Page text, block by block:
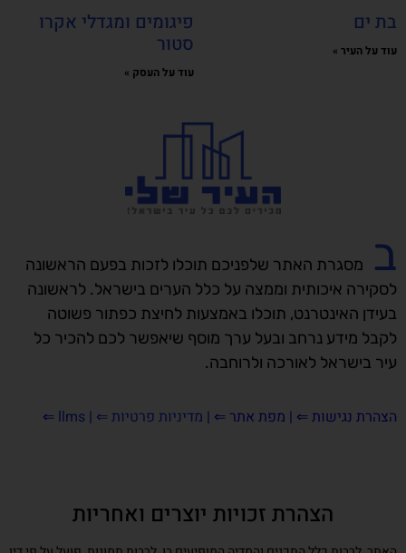
בת ים
עוד על העיר »
פיגומים ומגדלי אקרו
סטור
עוד על העסק »
ב
מסגרת האתר שלפניכם תוכלו לזכות בפעם הראשונה
לסקירה איכותית וממצה על כלל הערים בישראל. לראשונה
בעידן האינטרנט, תוכלו באמצעות לחיצת כפתור פשוטה
לקבל מידע נרחב ובעל ערך מוסף שיאפשר לכם להכיר כל
עיר בישראל לאורכה ולרוחבה.
הצהרת נגישות ⇐ | מפת אתר ⇐ | מדיניות פרטיות ⇐ |
llms
⇐
הצהרת זכויות יוצרים ואחריות